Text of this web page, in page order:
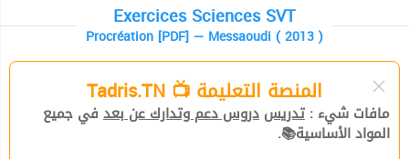
Exercices Sciences SVT
Procréation [PDF] — Messaoudi ( 2013 )
المنصة التعليمة 📺 Tadris.TN
مافات شيء : تدريس دروس دعم وتدارك عن بعد في جميع
المواد الأساسية📚.